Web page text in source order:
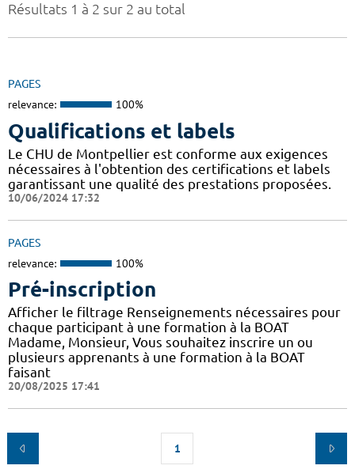
Résultats 1 à 2 sur 2 au total
PAGES
relevance: 100%
Qualifications et labels
Le CHU de Montpellier est conforme aux exigences
nécessaires à l'obtention des certifications et labels
garantissant une qualité des prestations proposées.
10/06/2024 17:32
PAGES
relevance: 100%
Pré-inscription
Afficher le filtrage Renseignements nécessaires pour
chaque participant à une formation à la BOAT
Madame, Monsieur, Vous souhaitez inscrire un ou
plusieurs apprenants à une formation à la BOAT
faisant
20/08/2025 17:41
1